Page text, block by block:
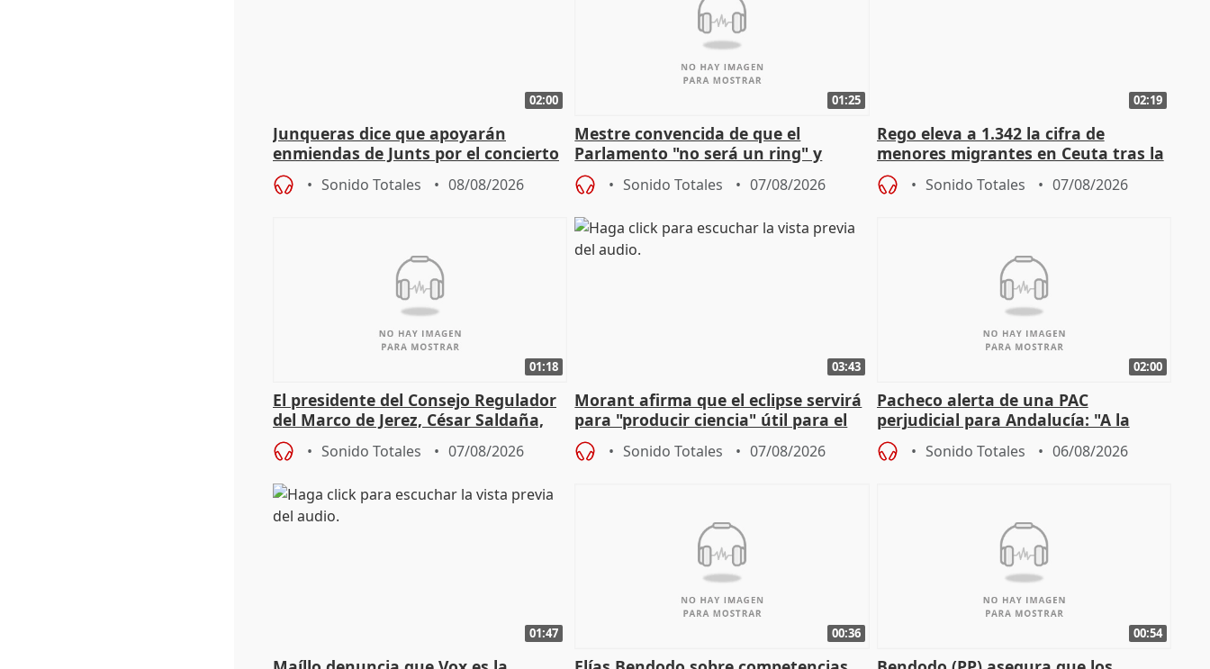
02:00
Junqueras dice que apoyarán
enmiendas de Junts por el concierto
en el trámite de financiación
Sonido Totales 08/08/2026
01:25
Mestre convencida de que el
Parlamento "no será un ring" y
defiende "estabilidad" del pacto con
Vox
Sonido Totales 07/08/2026
02:19
Rego eleva a 1.342 la cifra de
menores migrantes en Ceuta tras la
entrada masiva
Sonido Totales 07/08/2026
01:18
El presidente del Consejo Regulador
del Marco de Jerez, César Saldaña,
sobre exportaciones
Sonido Totales 07/08/2026
03:43
Morant afirma que el eclipse servirá
para "producir ciencia" útil para el
resto del mundo
Sonido Totales 07/08/2026
02:00
Pacheco alerta de una PAC
perjudicial para Andalucía: "A la
agricultura hay que protegerla"
Sonido Totales 06/08/2026
01:47 00:36 00:54